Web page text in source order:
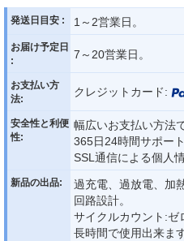
発送日目安 : 1～2営業日。
お届け予定日
:
7～20営業日。
お支払い方
法:
クレジットカード:
安全性と利便
性:
幅広いお支払い方法
365日24時間サポー
SSL通信による個人
新品の出品:
過充電、過放電、加
回路設計。
サイクルカウント:ゼ
長時間で使用出来ます